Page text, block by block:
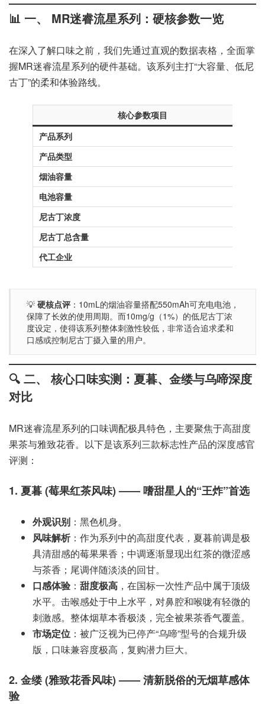
📊 一、 MR迷睿流星系列：硬核参数一览
在深入了解口味之前，我们先通过直观的数据表格，全面掌
握MR迷睿流星系列的硬件基础。该系列主打“大容量、低尼
古丁”的柔和体验路线。
核心参数项目
产品系列
产品类型
烟油容量
电池容量
尼古丁浓度
尼古丁总含量
代工企业
💡 硬核点评：10mL的烟油容量搭配550mAh可充电电池，
保障了长效的使用周期。而10mg/g（1%）的低尼古丁浓
度设定，使得该系列整体刺激性较低，非常适合追求柔和
口感或控制尼古丁摄入量的用户。
🔍 二、 核心口味实测：夏暮、金缕与乌啼深度
对比
MR迷睿流星系列的口味调配极具特色，主要聚焦于高甜度
果茶与雅致花香。以下是该系列三款标志性产品的深度感官
评测：
1. 夏暮 (莓果红茶风味) —— 嗜甜星人的“王炸”首选
外观识别 ：黑色机身。
风味解析：作为系列中的高甜度代表，夏暮前调是极
具清甜感的莓果果香；中调逐渐显现出红茶的微涩感
与茶香；尾调伴随淡淡的回甘。
口感体验 ： 甜度极高 ，在国标一次性产品中属于顶级
水平。击喉感处于中上水平，对鼻腔和喉咙有轻微的
刺激感。整体烟草本香极淡，完全被果茶香气覆盖。
市场定位 ：被广泛视为已停产“乌啼”型号的合规升级
版，口味兼容度极高，复购潜力巨大。
2. 金缕 (雅致花香风味) —— 清新脱俗的无烟草感体
验